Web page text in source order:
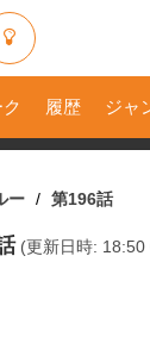
履歴 ジャ
ー 第196話
(更新日時: